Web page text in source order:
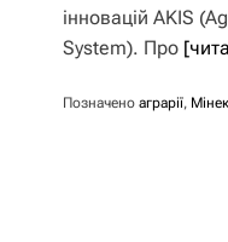
інновацій AKIS
System). Про
Позначено аграрії,